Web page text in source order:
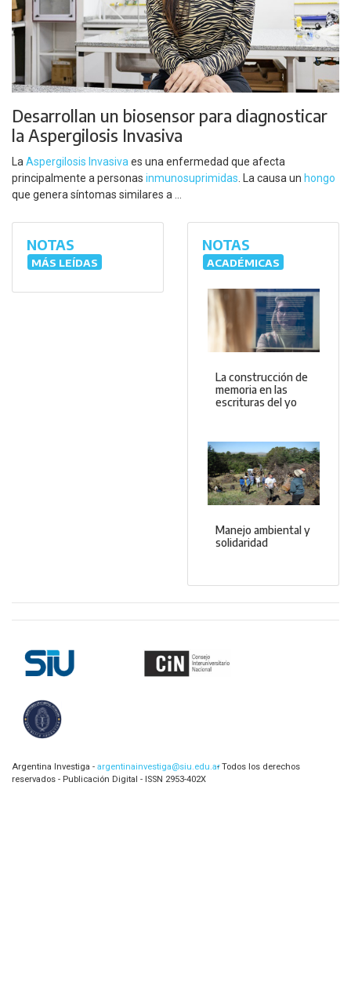
Desarrollan un biosensor para diagnosticar
la Aspergilosis Invasiva
La Aspergilosis Invasiva es una enfermedad que afecta
principalmente a personas inmunosuprimidas . La causa un hongo
que genera síntomas similares a ...
NOTAS
MÁS LEÍDAS
NOTAS
ACADÉMICAS
La construcción de
memoria en las
escrituras del yo
Manejo ambiental y
solidaridad
Argentina Investiga - argentinainvestiga@siu.edu.ar- Todos los derechos
reservados - Publicación Digital - ISSN 2953-402X